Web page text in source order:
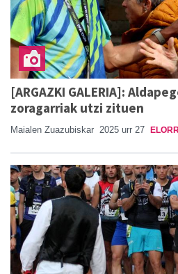
[ARGAZKI GALERIA]:
zoragarriak utzi zituen
Maialen Zuazubiskar 2025 urr 27